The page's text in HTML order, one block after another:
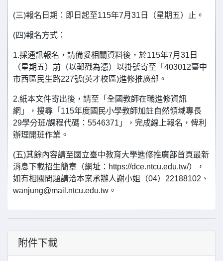
(三)報名日期：即日起至115年7月31日（星期五）止。
(四)報名方式：
1.採通訊報名，請備妥相關資料後，於115年7月31日
（星期五）前（以郵戳為憑）以掛號寄至「403012臺中
市西區民生路227號(英才校區)進修推廣部。
2.紙本文件寄出後，請至「全國教師在職進修資訊
網」，搜尋「115年度國民小學教師加註自然領域專長
29學分班/課程代碼：5546371」，完成線上報名，俾利
辦理開班作業。
(五)其餘內容請至國立臺中教育大學進修推廣部首頁最新
消息下載招生簡章（網址：https://dce.ntcu.edu.tw/），
如有相關問題請洽本案承辦人謝小姐（04）22188102、
wanjung@mail.ntcu.edu.tw。
附件下載